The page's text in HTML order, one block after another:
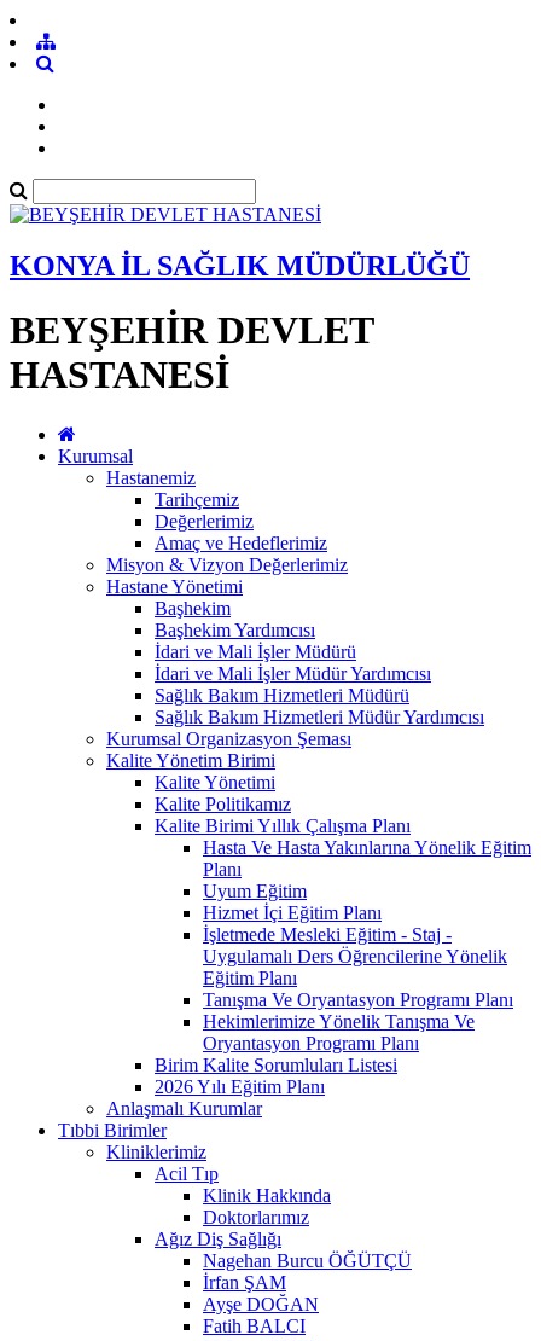
KONYA İL SAĞLIK MÜDÜRLÜĞÜ
BEYŞEHİR DEVLET
HASTANESİ
Kurumsal
Hastanemiz
Tarihçemiz
Değerlerimiz
Amaç ve Hedeflerimiz
Misyon & Vizyon Değerlerimiz
Hastane Yönetimi
Başhekim
Başhekim Yardımcısı
İdari ve Mali İşler Müdürü
İdari ve Mali İşler Müdür Yardımcısı
Sağlık Bakım Hizmetleri Müdürü
Sağlık Bakım Hizmetleri Müdür Yardımcısı
Kurumsal Organizasyon Şeması
Kalite Yönetim Birimi
Kalite Yönetimi
Kalite Politikamız
Kalite Birimi Yıllık Çalışma Planı
Hasta Ve Hasta Yakınlarına Yönelik Eğitim
Planı
Uyum Eğitim
Hizmet İçi Eğitim Planı
İşletmede Mesleki Eğitim - Staj -
Uygulamalı Ders Öğrencilerine Yönelik
Eğitim Planı
Tanışma Ve Oryantasyon Programı Planı
Hekimlerimize Yönelik Tanışma Ve
Oryantasyon Programı Planı
Birim Kalite Sorumluları Listesi
2026 Yılı Eğitim Planı
Anlaşmalı Kurumlar
Tıbbi Birimler
Kliniklerimiz
Acil Tıp
Klinik Hakkında
Doktorlarımız
Ağız Diş Sağlığı
Nagehan Burcu ÖĞÜTÇÜ
İrfan ŞAM
Ayşe DOĞAN
Fatih BALCI